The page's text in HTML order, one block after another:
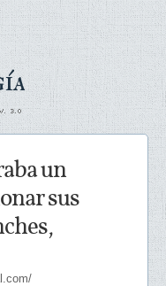
un
sus